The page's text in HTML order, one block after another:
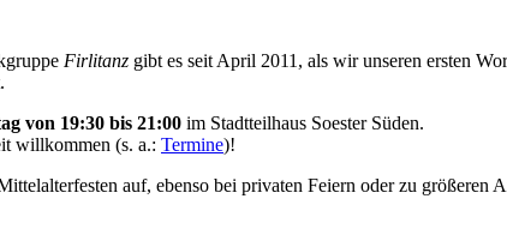
Firlitanz gibt es seit April 2011, als wir unseren ersten
von 19:30 bis 21:00 im Stadtteilhaus Soester Süden.
willkommen (s. a.: Termine)!
auf, ebenso bei privaten Feiern oder zu größeren